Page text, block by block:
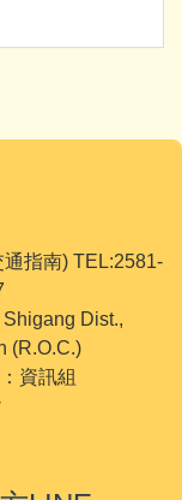
指南) TEL:2581-
Dist.,
(R.O.C.)
資訊組